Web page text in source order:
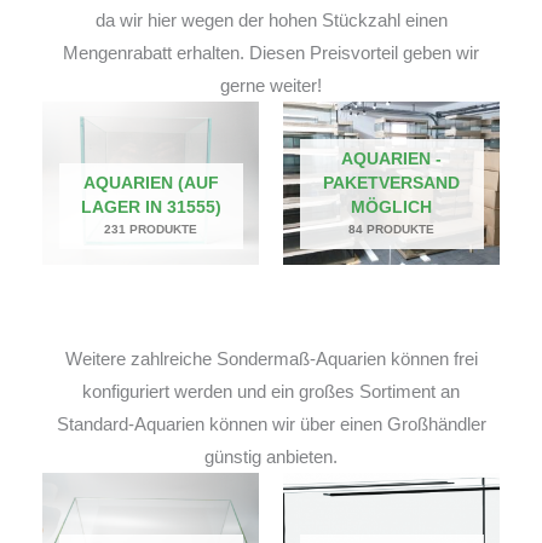
da wir hier wegen der hohen Stückzahl einen
Mengenrabatt erhalten. Diesen Preisvorteil geben wir
gerne weiter!
AQUARIEN (AUF
LAGER IN 31555)
231 PRODUKTE
AQUARIEN -
PAKETVERSAND
MÖGLICH
84 PRODUKTE
Weitere zahlreiche Sondermaß-Aquarien können frei
konfiguriert werden und ein großes Sortiment an
Standard-Aquarien können wir über einen Großhändler
günstig anbieten.